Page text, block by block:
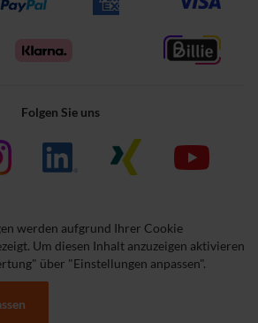
Folgen Sie uns
werden aufgrund Ihrer Cookie
Um diesen Inhalt anzuzeigen aktivieren
über "Einstellungen anpassen".